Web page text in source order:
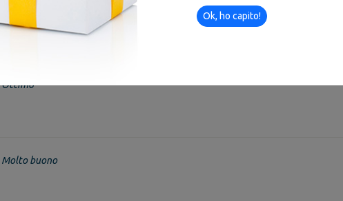
Ottimo
Molto buono
Ok, ho capito!